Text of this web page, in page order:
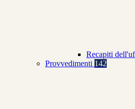
Recapiti
Provvedimenti 142